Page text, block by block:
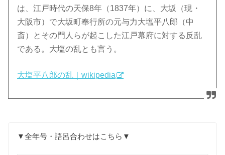
は、江戸時代の天保8年（1837年）に、大坂（現・
大阪市）で大坂町奉行所の元与力大塩平八郎（中
斎）とその門人らが起こした江戸幕府に対する反乱
である。大塩の乱とも言う。
大塩平八郎の乱｜wikipedia
▼全年号・語呂合わせはこちら▼